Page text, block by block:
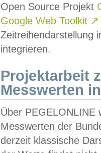
Open Source Projekt
Google Web Toolkit ↗
Zeitreihendarstellung
integrieren.
Projektarbeit
Messwerten
Über PEGELONLINE
Messwerten der
derzeit klassische